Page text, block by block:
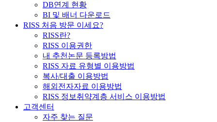
DB연계 현황
BI 및 배너 다운로드
RISS 처음 방문 이세요?
RISS란?
RISS 이용권한
내 추천논문 등록방법
RISS 자료 유형별 이용방법
복사/대출 이용방법
해외전자자료 이용방법
RISS 정보취약계층 서비스 이용방법
고객센터
자주 찾는 질문